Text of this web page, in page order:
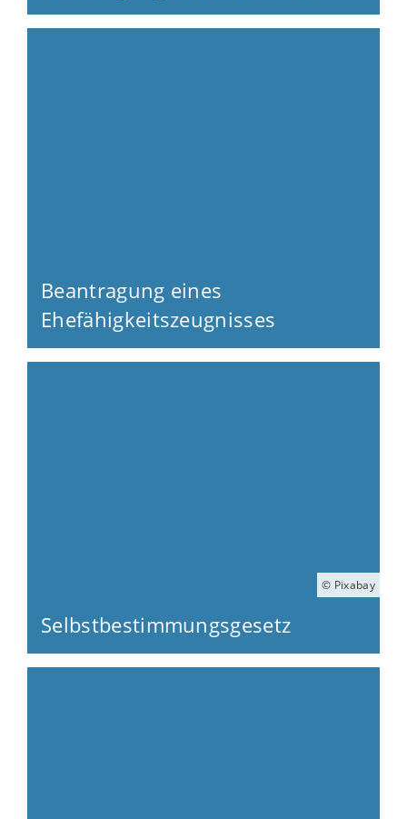
Beantragung eines
Ehefähigkeitszeugnisses
© Pixabay
Selbstbestimmungsgesetz